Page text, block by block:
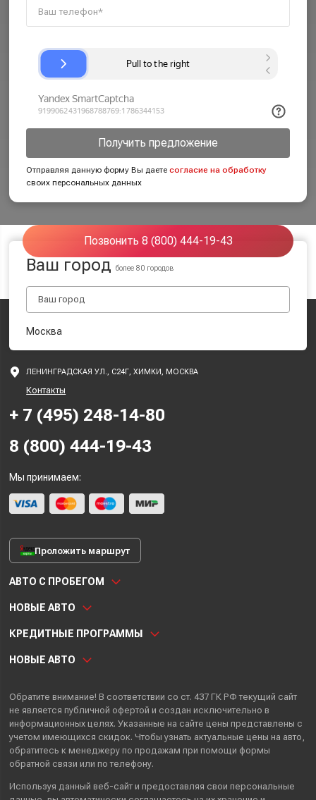
Получить предложение
Отправляя данную форму Вы даетесогласие на обработку
своих персональных данных
Позвонить 8 (800) 444-19-43
Ваш городболее 80 городов
Москва
ЛЕНИНГРАДСКАЯ УЛ., С24Г, ХИМКИ, МОСКВА
Контакты
+ 7 (495) 248-14-80
8 (800) 444-19-43
Мы принимаем:
Проложить маршрут
АВТО С ПРОБЕГОМ
НОВЫЕ АВТО
КРЕДИТНЫЕ ПРОГРАММЫ
НОВЫЕ АВТО
Обратите внимание! В соответствии со ст. 437 ГК РФ текущий сайт
не является публичной офертой и создан исключительно в
информационных целях. Указанные на сайте цены представлены с
учетом имеющихся скидок. Чтобы узнать актуальные цены на авто,
обратитесь к менеджеру по продажам при помощи формы
обратной связи или по телефону.
Используя данный веб-сайт и предоставляя свои персональные